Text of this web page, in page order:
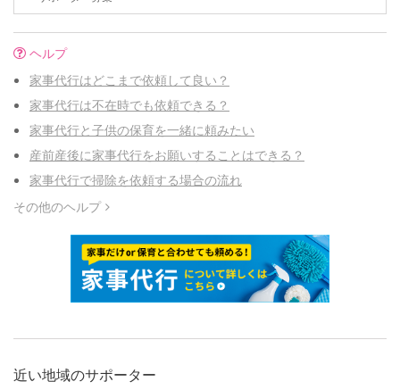
ヘルプ
家事代行はどこまで依頼して良い？
家事代行は不在時でも依頼できる？
家事代行と子供の保育を一緒に頼みたい
産前産後に家事代行をお願いすることはできる？
家事代行で掃除を依頼する場合の流れ
その他のヘルプ
近い地域のサポーター